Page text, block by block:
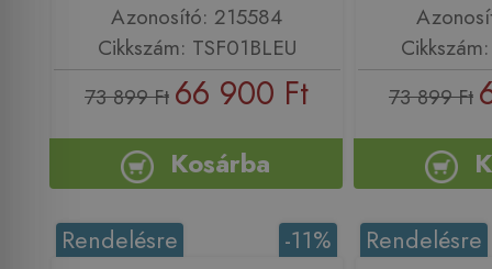
Azonosító: 215584
Cikkszám: TSF01BLEU
73 899 Ft 66 900 Ft
Kosárba
73 899 Ft
-11%
Rendelésre Rendelésre